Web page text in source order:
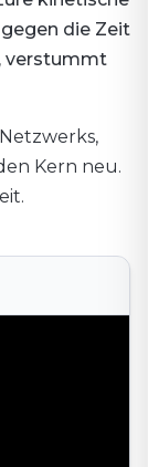
die Zeit
verstummt
Kern neu.